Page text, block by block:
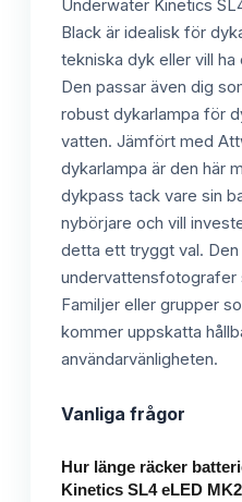
Underwater Kinetics
Black är idealisk för
tekniska dyk eller vill
Den passar även dig
robust dykarlampa för
vatten. Jämfört med
dykarlampa är den här
dykpass tack vare sin
nybörjare och vill
detta ett tryggt val.
undervattensfotografer
Familjer eller grupper
kommer uppskatta
användarvänligheten.
Vanliga frågor
Hur länge räcker
Kinetics SL4 eLED